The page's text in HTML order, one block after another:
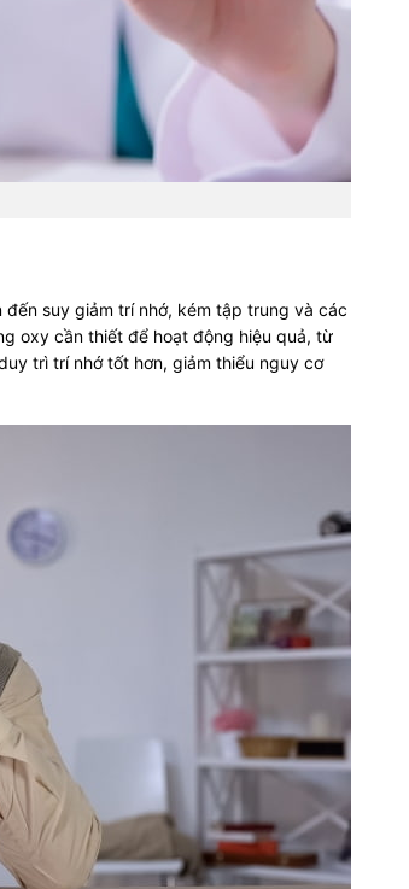
suy giảm trí nhớ, kém tập trung và các
oxy cần thiết để hoạt động hiệu quả, từ
trì trí nhớ tốt hơn, giảm thiểu nguy cơ